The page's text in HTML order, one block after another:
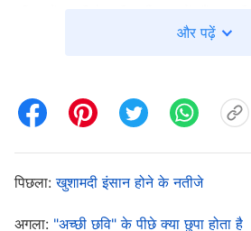
अमल नहीं कर रही थी, मैंने अपने काम
थी और जब तक बाहरी तौर पर हमारा
थी। मैं परमेश्वर के घर के कार्य को कायम
रही थी, यहां असल में क्या चल रहा है,
नहीं बताया।
और पढ़ें
पिछला:खुशामदी इंसान होने के नतीजे
अगला: "अच्छी छवि" के पीछे क्या छुपा होता है